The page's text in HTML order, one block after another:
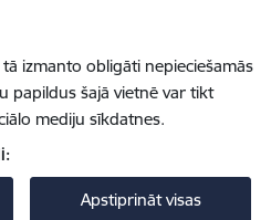
izmanto obligāti nepieciešamās
papildus šajā vietnē var tikt
mediju sīkdatnes.
Apstiprināt visas